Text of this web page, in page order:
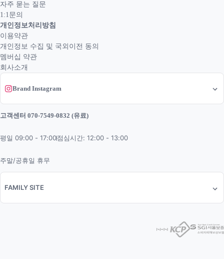
자주 묻는 질문
1:1문의
개인정보처리방침
이용약관
개인정보 수집 및 국외이전 동의
멤버십 약관
회사소개
Brand Instagram
고객센터 070-7549-0832 (유료)
평일 09:00 - 17:00점심시간: 12:00 - 13:00
주말/공휴일 휴무
FAMILY SITE